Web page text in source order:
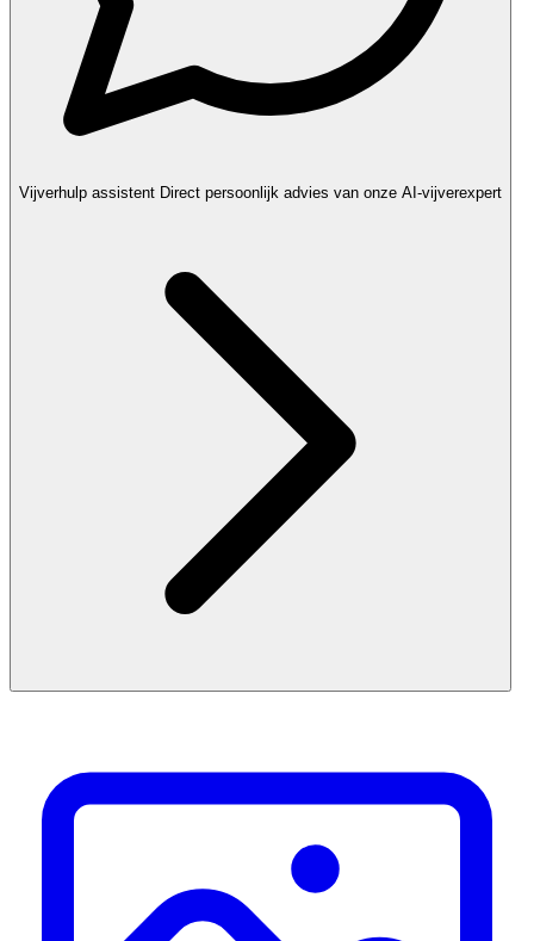
Vijverhulp assistent Direct persoonlijk advies van onze AI-vijverexpert